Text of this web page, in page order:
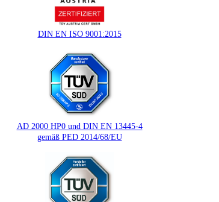
DIN EN ISO 9001:2015
AD 2000 HP0 und DIN EN 13445-4
gemäß PED 2014/68/EU